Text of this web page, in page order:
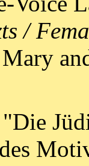
/